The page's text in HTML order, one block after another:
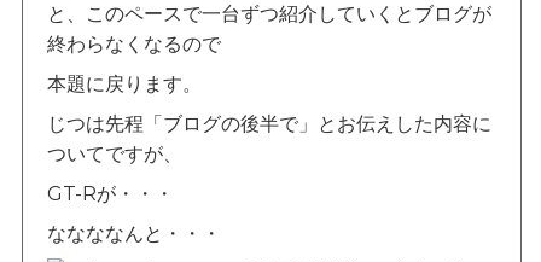
と、このペースで一台ずつ紹介していくとブログが
終わらなくなるので
本題に戻ります。
じつは先程「ブログの後半で」とお伝えした内容に
ついてですが、
GT-Rが・・・
ななななんと・・・